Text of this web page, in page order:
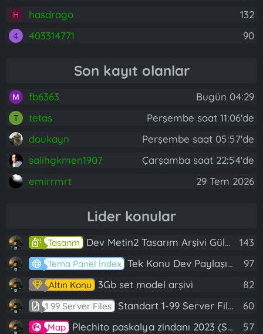
H hasdrago 132
4 403314771 90
Son kayıt olanlar
fb6363 Bugün 04:29
T tetas
Perşembe saat 11:06'de
doukayn
Perşembe saat 05:57'de
salihgkmen1907
Çarşamba saat 22:54'de
emirrmrt
29 Tem 2026
Lider konular
Tasarım Dev Metin2 Tasarım Arşivi Güle Güle Kullanın 143
Tema Panel İndex Tek Konu Dev Paylaşım 10 Adet Server Tanıtım İndex 97
Altın Konu 3Gb set model arşivi 82
1 99 Server Files Standart 1-99 Server Files 60
Map Plechito paskalya zindanı 2023 (Spring Sanctuary dungeon) 57